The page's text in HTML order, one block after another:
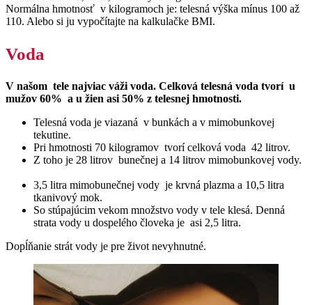
Normálna hmotnosť v kilogramoch je: telesná výška mínus 100 až
110. Alebo si ju vypočítajte na kalkulačke BMI.
Voda
V našom tele najviac váži voda. Celková telesná voda tvorí u
mužov 60% a u žien asi 50% z telesnej hmotnosti.
Telesná voda je viazaná v bunkách a v mimobunkovej
tekutine.
Pri hmotnosti 70 kilogramov tvorí celková voda 42 litrov.
Z toho je 28 litrov bunečnej a 14 litrov mimobunkovej vody.
3,5 litra mimobunečnej vody je krvná plazma a 10,5 litra
tkanivový mok.
So stúpajúcim vekom množstvo vody v tele klesá. Denná
strata vody u dospelého človeka je asi 2,5 litra.
Dopĺňanie strát vody je pre život nevyhnutné.